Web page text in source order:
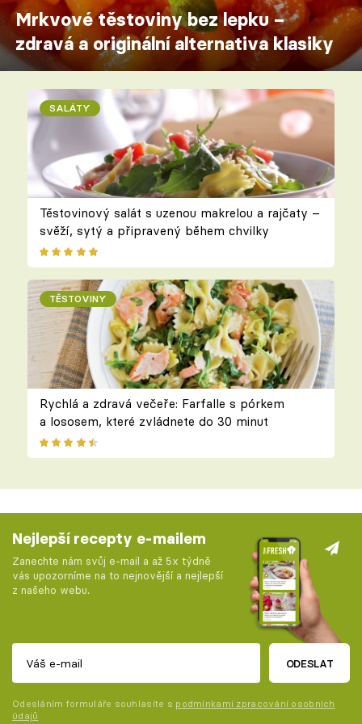
Mrkvové těstoviny bez lepku –
zdravá a originální alternativa klasiky
SALÁTY
Těstovinový salát s uzenou makrelou a rajčaty –
svěží, sytý a připravený během chvilky
TĚSTOVINY
Rychlá a zdravá večeře: Farfalle s pórkem
a lososem, které zvládnete do 30 minut
Nejlepší recepty e-mailem
Zanechte nám svůj e-mail a až 5x týdně
vás upozorníme na to nejnovější a nejlepší
z našeho webu.
ODESLAT
Odesláním formuláře souhlasíte s podmínkami zpracování osobních
údajů